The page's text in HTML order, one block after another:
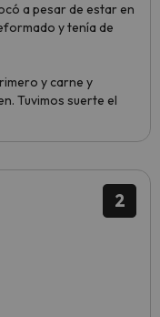
a pesar de estar en
y tenía de
y carne y
Tuvimos suerte el
2